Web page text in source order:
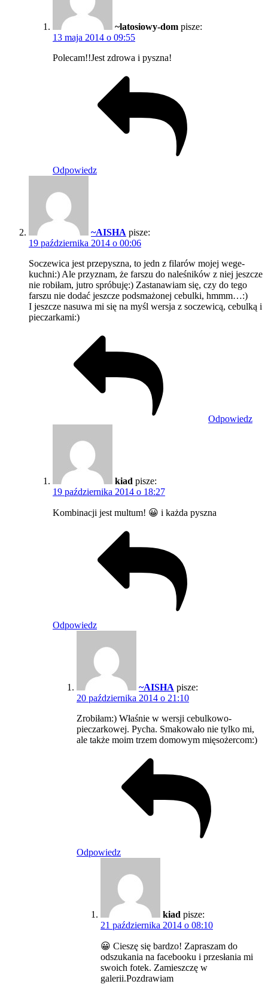
~latosiowy-dom pisze:
13 maja 2014 o 09:55
Polecam!!Jest zdrowa i pyszna!
Odpowiedz
~AISHA pisze:
19 października 2014 o 00:06
Soczewica jest przepyszna, to jedn z filarów mojej wege-
kuchni:) Ale przyznam, że farszu do naleśników z niej jeszcze
nie robiłam, jutro spróbuję:) Zastanawiam się, czy do tego
farszu nie dodać jeszcze podsmażonej cebulki, hmmm…:)
I jeszcze nasuwa mi się na myśl wersja z soczewicą, cebulką i
pieczarkami:)
Odpowiedz
kiad pisze:
19 października 2014 o 18:27
Kombinacji jest multum! 😀 i każda pyszna
Odpowiedz
~AISHA pisze:
20 października 2014 o 21:10
Zrobiłam:) Właśnie w wersji cebulkowo-
pieczarkowej. Pycha. Smakowało nie tylko mi,
ale także moim trzem domowym mięsożercom:)
Odpowiedz
kiad pisze:
21 października 2014 o 08:10
😀 Cieszę się bardzo! Zapraszam do
odszukania na facebooku i przesłania mi
swoich fotek. Zamieszczę w
galerii.Pozdrawiam